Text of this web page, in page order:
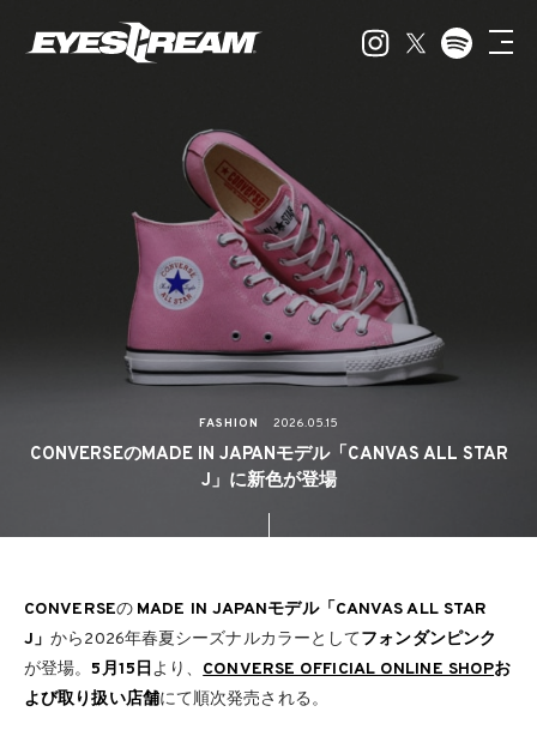
FASHION 2026.05.15
CONVERSEのMADE IN JAPANモデル「CANVAS ALL STAR
J」に新色が登場
CONVERSEの MADE IN JAPANモデル「CANVAS ALL STAR
J」から2026年春夏シーズナルカラーとしてフォンダンピンク
が登場。5月15日 より、 CONVERSE OFFICIAL ONLINE SHOPお
よび取り扱い店舗にて順次発売される。